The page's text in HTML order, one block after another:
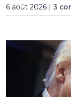
6 août 2026 | 3